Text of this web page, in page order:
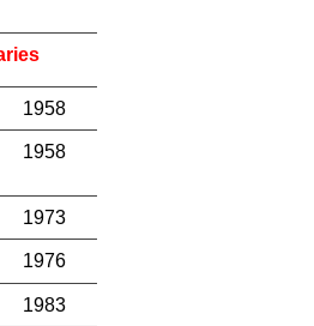
1958
1958
1973
1976
1983